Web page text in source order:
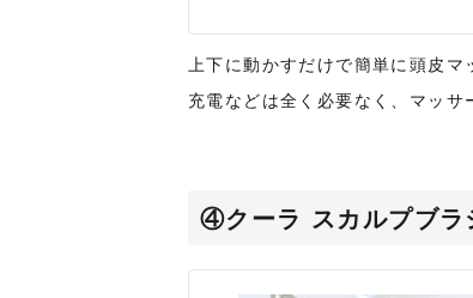
上下に動かすだけで簡単に頭皮
充電などは全く必要なく、マッサ
④クーラ スカルプブラ